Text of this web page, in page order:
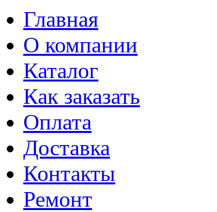
Главная
О компании
Каталог
Как заказать
Оплата
Доставка
Контакты
Ремонт